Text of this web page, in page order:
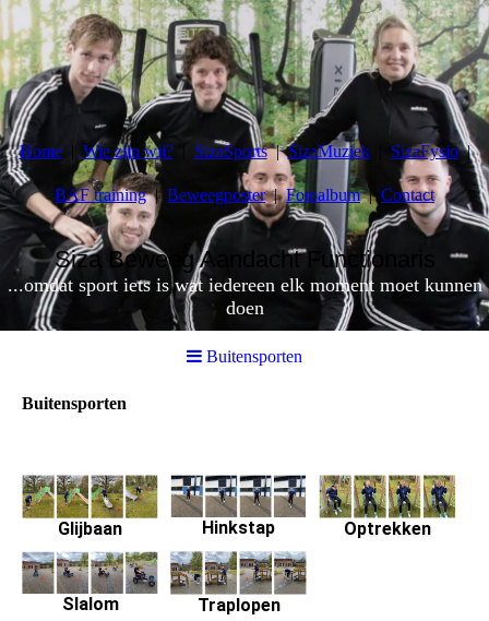
Home Wie zijn wij? SizaSports SizaMuziek SizaFysio
BAF training Beweegposter Fotoalbum Contact
Siza Beweeg Aandacht Functionaris
...omdat sport iets is wat iedereen elk moment moet kunnen
doen
Buitensporten
Buitensporten
Glijbaan Hinkstap Optrekken
Slalom
Traplopen